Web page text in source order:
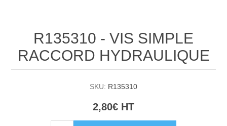
R135310 - VIS SIMPLE
RACCORD HYDRAULIQUE
SKU: R135310
2,80€ HT